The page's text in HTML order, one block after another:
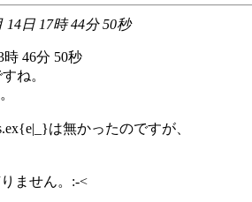
14日 17時 44分 50秒
46分 50秒
ね。
は無かったのですが、
ません。:-<